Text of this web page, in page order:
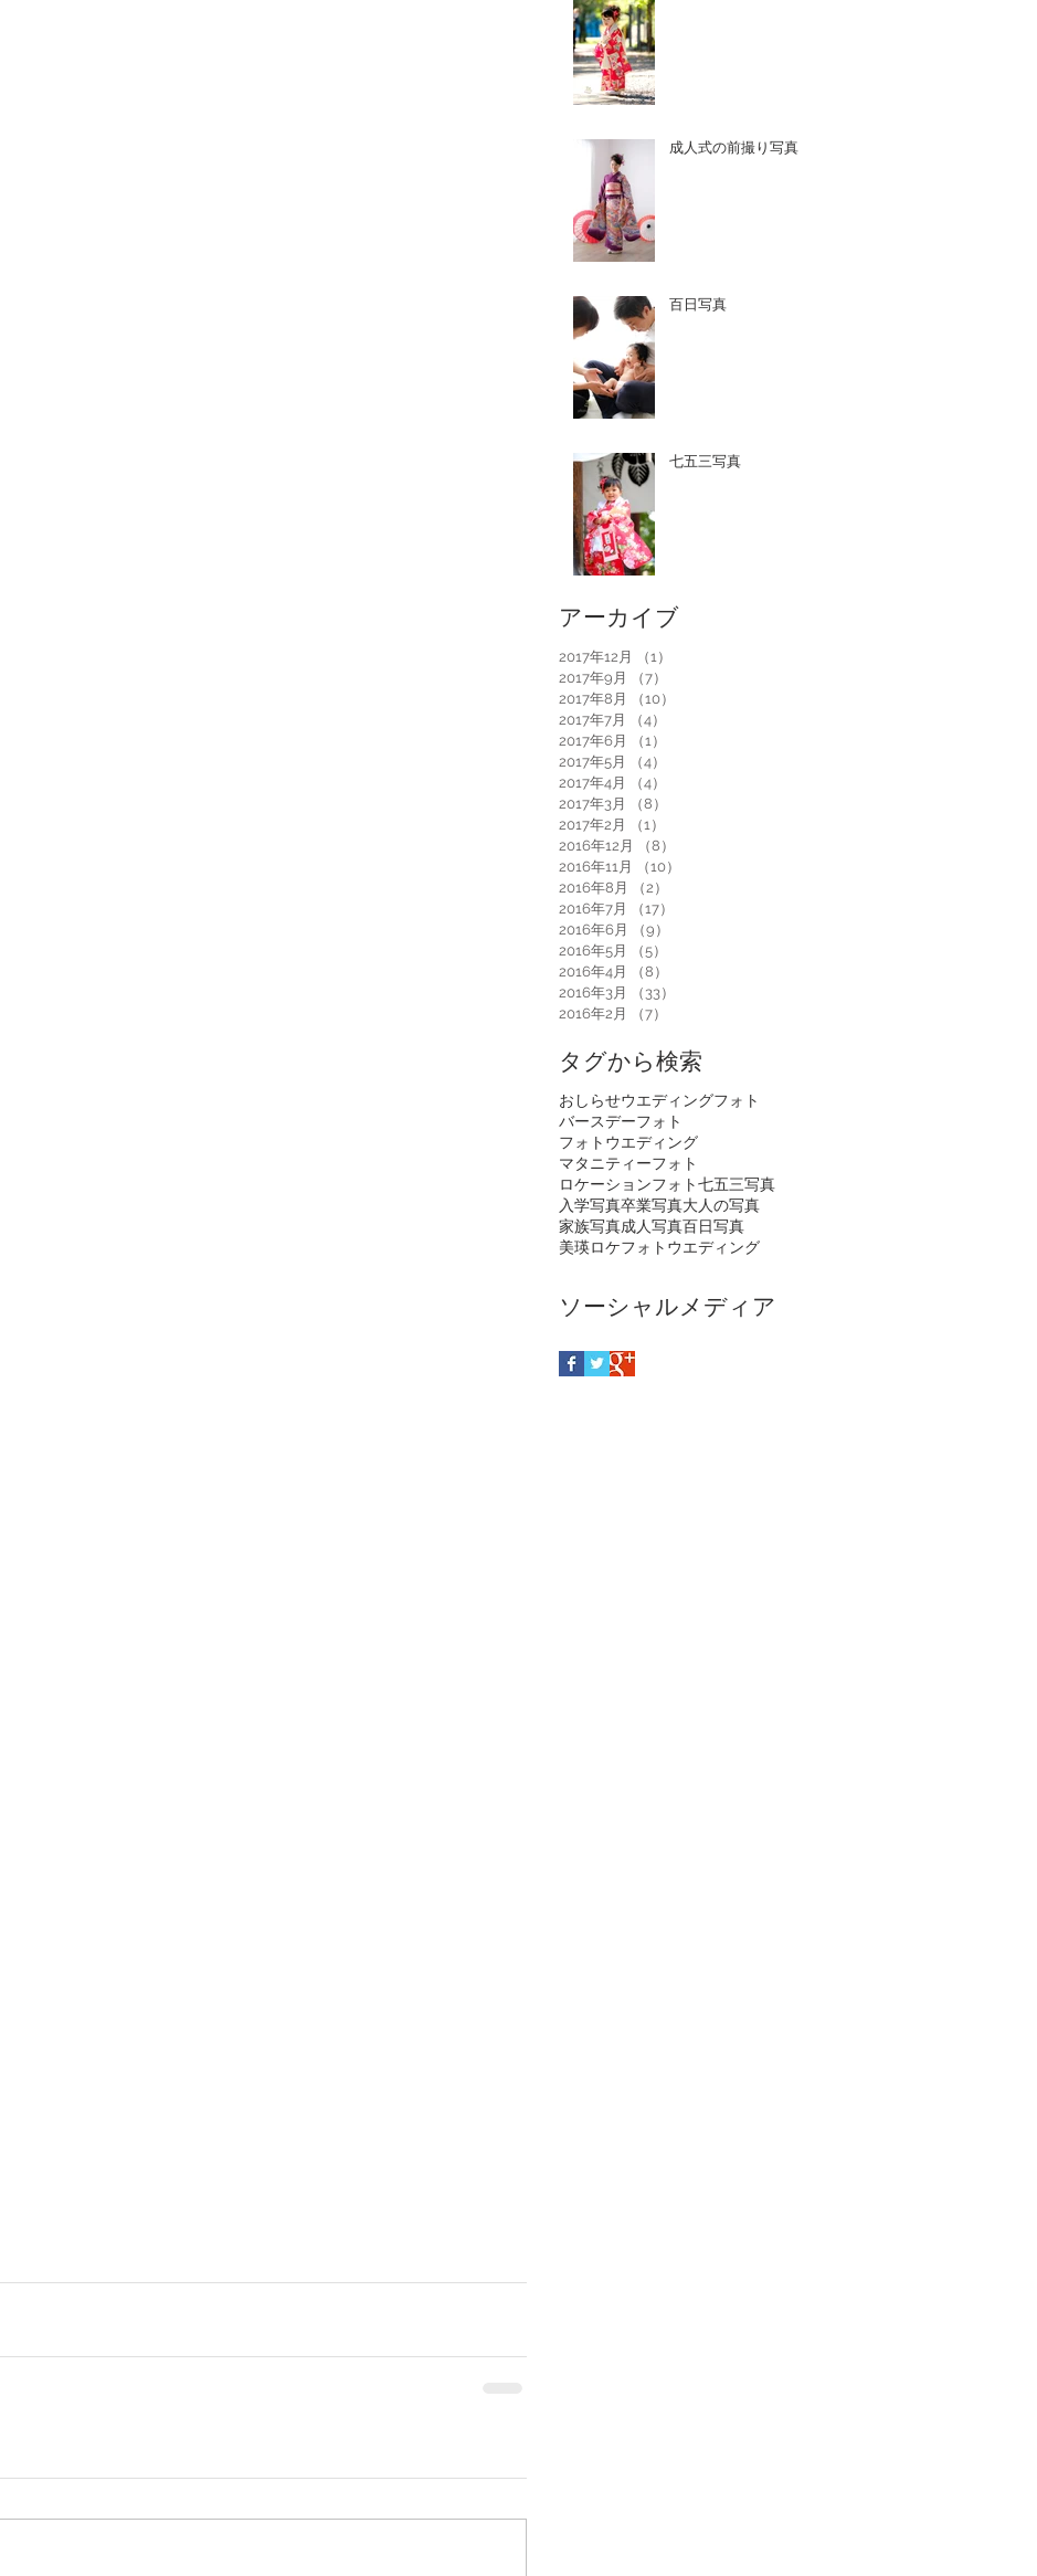
成人式の前撮り写真
百日写真
七五三写真
アーカイブ
2017年12月 （1）
2017年9月
（7）
2017年8月
（10）
2017年7月
（4）
2017年6月
（1）
2017年5月
（4）
2017年4月
（4）
2017年3月
（8）
2017年2月
（1）
2016年12月
（8）
2016年11月
（10）
2016年8月
（2）
2016年7月
（17）
2016年6月
（9）
2016年5月
（5）
2016年4月
（8）
2016年3月
（33）
2016年2月
（7）
タグから検索
おしらせウエディングフォト
バースデーフォト
フォトウエディング
マタニティーフォト
ロケーションフォト七五三写真
入学写真卒業写真大人の写真
家族写真成人写真百日写真
美瑛ロケフォトウエディング
ソーシャルメディア